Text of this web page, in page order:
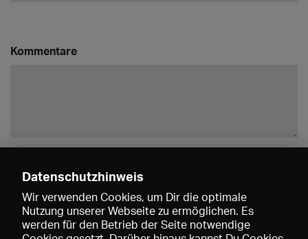
Kommentare
Andrim Emini
Gratuliere!!!
26.11.2021 17:18
Datenschutzhinweis
Wir verwenden Cookies, um Dir die optimale
Nutzung unserer Webseite zu ermöglichen. Es
werden für den Betrieb der Seite notwendige